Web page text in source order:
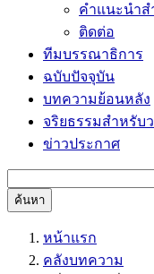
คำแนะนำ
ติดต่อ
ทีมบรรณาธิการ
ฉบับปัจจุบัน
บทความย้อนหลัง
จริยธรรมสำหรับ
ข่าวประกาศ
ค้นหา
หน้าแรก
คลังบทความ